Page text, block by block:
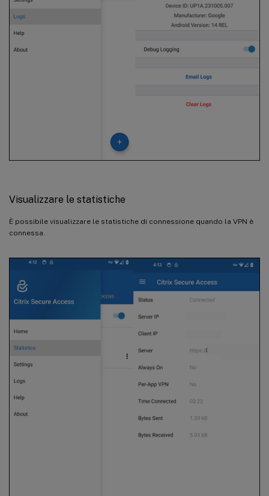
Visualizzare le statistiche
È possibile visualizzare le statistiche di connessione quando la VPN è
connessa.